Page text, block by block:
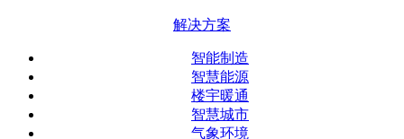
解决方案
智能制造
智慧能源
楼宇暖通
智慧城市
气象环境